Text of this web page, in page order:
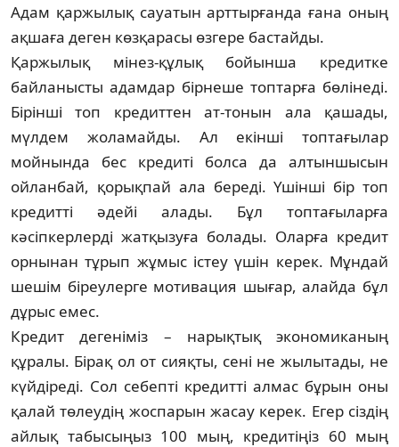
Адам қаржылық сауатын арт­тырғанда ғана оның
ақшаға деген көзқара­сы өзгере бастайды.
Қаржылық мінез-құлық бойынша кре­дитке
байланысты адамдар бірнеше топтарға бөлінеді.
Бірінші топ кредиттен ат-тонын ала қашады,
мүлдем жоламайды. Ал екінші топ­тағылар
мойнында бес кредиті болса да алтын­шысын
ойланбай, қорықпай ала береді. Үшінші бір топ
кредитті әдейі алады. Бұл топтағыларға
кәсіпкерлерді жатқызуға болады. Оларға кре­дит
орнынан тұрып жұмыс істеу үшін ке­рек. Мұн­дай
шешім біреулерге мотивация шығар, алай­да бұл
дұрыс емес.
Кредит дегеніміз – нарықтық экономи­ка­ның
құралы. Бірақ ол от сияқты, сені не жы­лы­тады, не
күйдіреді. Сол себепті кре­дит­ті ал­­мас бұрын оны
қалай төлеудің жос­парын жа­сау керек. Егер сіздің
айлық табысыңыз 100 мың, кредитіңіз 60 мың